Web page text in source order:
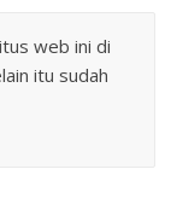
web ini di
itu sudah